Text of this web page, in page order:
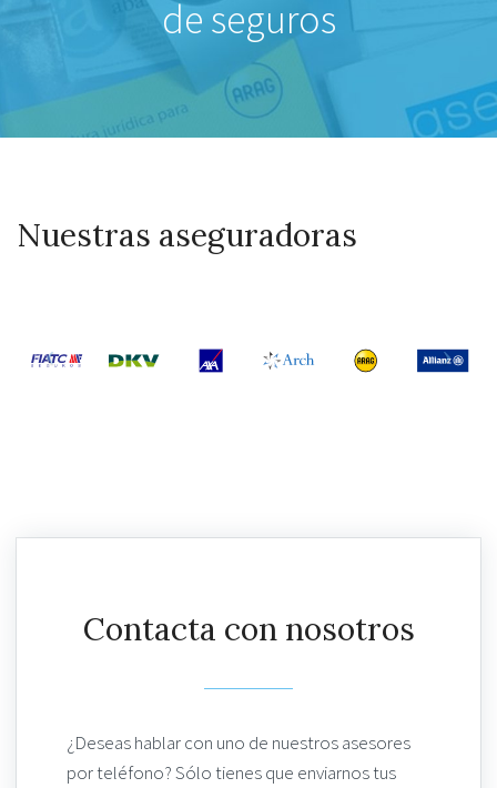
de seguros
Nuestras aseguradoras
Contacta con nosotros
¿Deseas hablar con uno de nuestros asesores
por teléfono? Sólo tienes que enviarnos tus